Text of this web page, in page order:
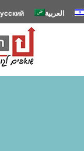
العربية